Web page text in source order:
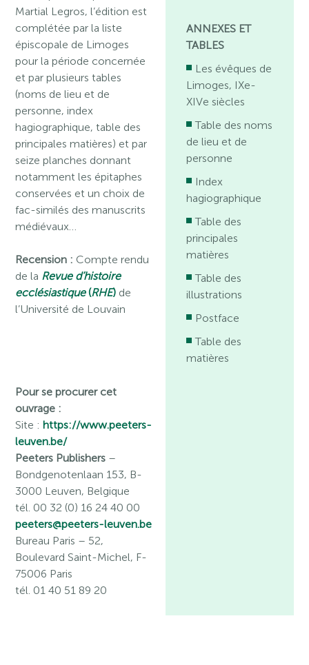
Martial Legros, l’édition est
complétée par la liste
épiscopale de Limoges
pour la période concernée
et par plusieurs tables
(noms de lieu et de
personne, index
hagiographique, table des
principales matières) et par
seize planches donnant
notamment les épitaphes
conservées et un choix de
fac-similés des manuscrits
médiévaux…
Recension : Compte rendu
de la Revue d’histoire
ecclésiastique(RHE) de
l’Université de Louvain
Pour se procurer cet
ouvrage :
Site :https://www.peeters-
leuven.be/
Peeters Publishers –
Bondgenotenlaan 153, B-
3000 Leuven, Belgique
tél. 00 32 (0) 16 24 40 00
peeters@peeters-leuven.be
Bureau Paris – 52,
Boulevard Saint-Michel, F-
75006 Paris
tél. 01 40 51 89 20
ANNEXES ET
TABLES
Les évêques de
Limoges, IXe-
XIVe siècles
Table des noms
de lieu et de
personne
Index
hagiographique
Table des
principales
matières
Table des
illustrations
Postface
Table des
matières